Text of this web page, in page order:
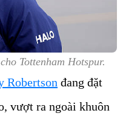
Tottenham Hotspur.
Robertson đang đặt
vượt ra ngoài khuôn